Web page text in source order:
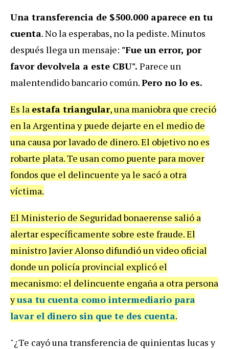
Una transferencia de $500.000 aparece en tu
cuenta. No la esperabas, no la pediste. Minutos
después llega un mensaje: "Fue un error, por
favor devolvela a este CBU". Parece un
malentendido bancario común.Pero no lo es.
Es la estafa triangular, una maniobra que creció
en la Argentina y puede dejarte en el medio de
una causa por lavado de dinero. El objetivo no es
robarte plata. Te usan como puente para mover
fondos que el delincuente ya le sacó a otra
víctima.
El Ministerio de Seguridad bonaerense salió a
alertar específicamente sobre este fraude. El
ministro Javier Alonso difundió un video oficial
donde un policía provincial explicó el
mecanismo: el delincuente engaña a otra persona
yusa tu cuenta como intermediario para
lavar el dinero sin que te des cuenta.
"¿Te cayó una transferencia de quinientas lucas y